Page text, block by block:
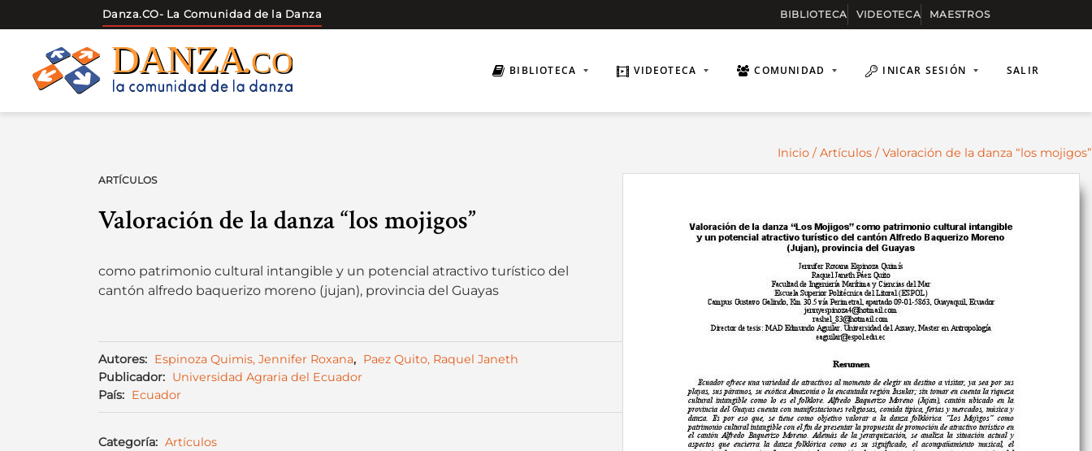
Danza.CO- La Comunidad de la Danza BIBLIOTECA VIDEOTECA MAESTROS
content
BIBLIOTECA VIDEOTECA COMUNIDAD INICAR SESIÓN SALIR
Inicio /Artículos / Valoración de la danza “los mojigos”
ARTÍCULOS
Valoración de la danza “los mojigos”
como patrimonio cultural intangible y un potencial atractivo turístico del
cantón alfredo baquerizo moreno (jujan), provincia del Guayas
Autores: Espinoza Quimis, Jennifer Roxana, Paez Quito, Raquel Janeth
Publicador: Universidad Agraria del Ecuador
País: Ecuador
Categoría: Artículos